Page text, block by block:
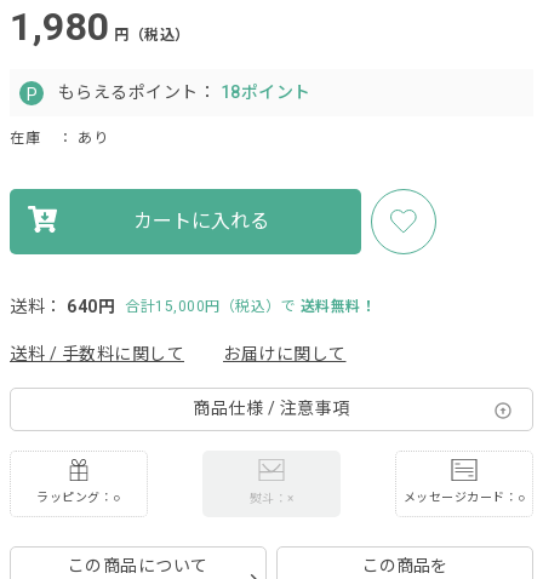
1,980 円（税込）
もらえるポイント： 18ポイント
在庫 ： あり
カートに入れる
送料： 640円 合計15,000円（税込）で 送料無料！
送料 / 手数料に関して お届けに関して
商品仕様 / 注意事項
ラッピング：○ 熨斗：× メッセージカード：○
この商品について
この商品を